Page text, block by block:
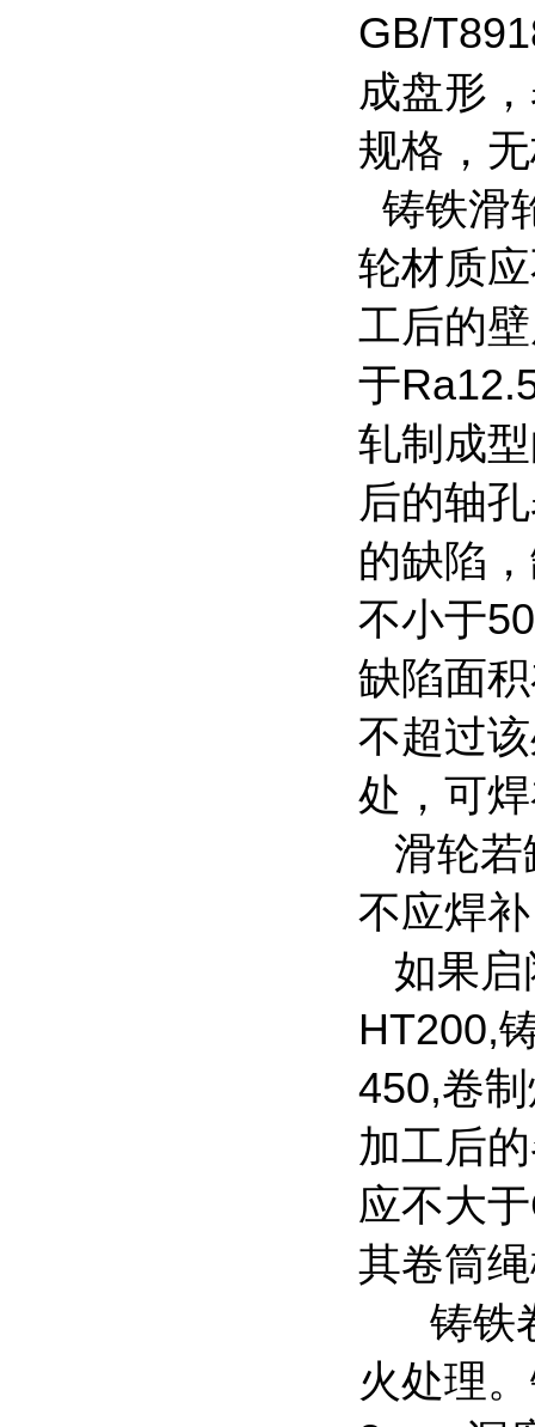
GB/
成盘形
规格，
铸铁滑
轮材质
工后的
于
轧制成
后的轴
的缺陷
不小于
缺陷面
不超过
处，可
滑轮若
不应焊
如果
HT200,
450,卷
加工后
应不大
其卷筒
铸铁卷
火处理